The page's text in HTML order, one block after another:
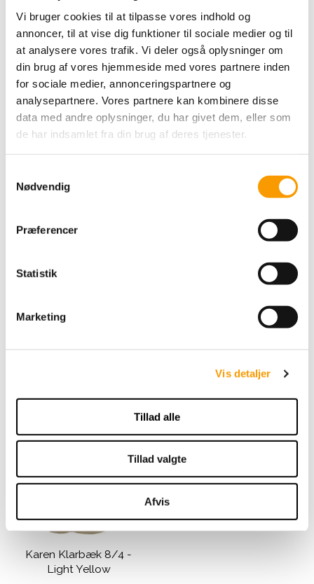
Vi bruger cookies til at tilpasse vores indhold og
annoncer, til at vise dig funktioner til sociale medier og til
at analysere vores trafik. Vi deler også oplysninger om
din brug af vores hjemmeside med vores partnere inden
for sociale medier, annonceringspartnere og
analysepartnere. Vores partnere kan kombinere disse
data med andre oplysninger, du har givet dem, eller som
de har indsamlet fra din brug af deres tjenester.
Nødvendig
Præferencer
Statistik
Marketing
Vis detaljer
Tillad alle
Tillad valgte
Afvis
49,00 DKK
VIS PRODUKT
49,00 DKK
Karen Klarbæk 8/4 -
Light Yellow